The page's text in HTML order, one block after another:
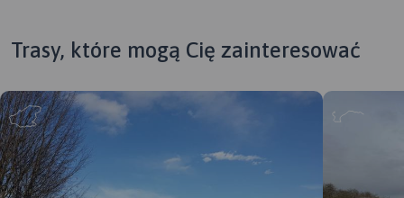
Trasy, które mogą Cię zainteresować